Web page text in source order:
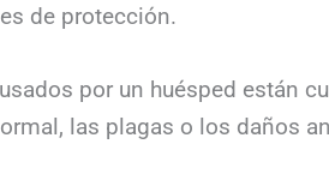
de protección.
por un huésped están
las plagas o los daños